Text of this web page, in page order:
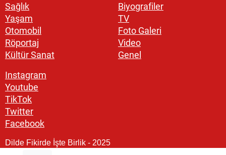
Sağlık
Yaşam
Otomobil
Röportaj
Kültür Sanat
Biyografiler
TV
Foto Galeri
Video
Genel
Instagram
Youtube
TikTok
Twitter
Facebook
Dilde Fikirde İşte Birlik - 2025